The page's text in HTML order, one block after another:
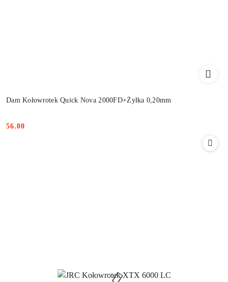
Dam Kołowrotek Quick Nova 2000FD+Żyłka 0,20mm
Cena:
56.00